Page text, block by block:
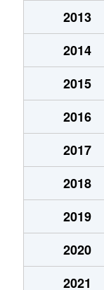
笹塚町
笹塚町
笹塚町
2013
2014
2015
2016
2017
2018
2019
2020
2021